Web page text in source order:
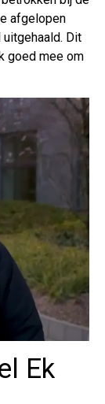
afgelopen
Dit
goed mee om
Ek